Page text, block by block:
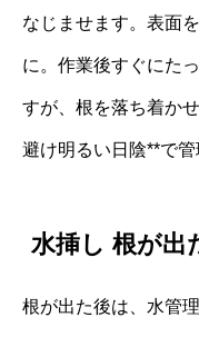
なじませます。表面
に。作業後すぐにた
すが、根を落ち着か
避け明るい日陰**で管
水挿し 根が出
根が出た後は、水管